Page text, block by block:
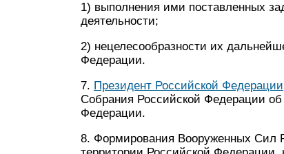
1) выполнения ими поставленных
деятельности;
2) нецелесообразности их
Федерации.
7. Президент Российской Федерации
Собрания Российской Федерации
Федерации.
8. Формирования Вооруженных Сил